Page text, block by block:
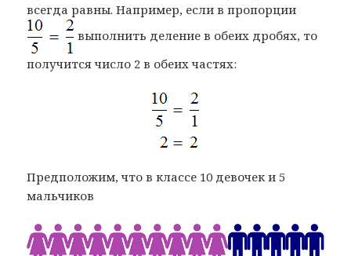
всегда равны. Например, если в пропорции
выполнить деление в обеих дробях, то
получится число 2 в обеих частях:
Предположим, что в классе 10 девочек и 5
мальчиков